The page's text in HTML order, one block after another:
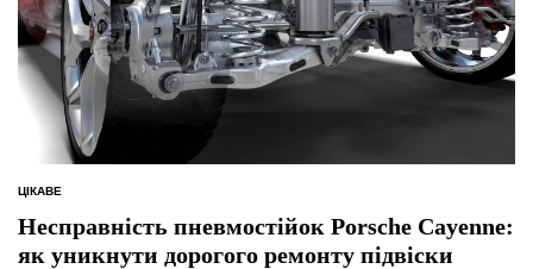
ОПУБЛІКУВАТИ
ЦІКАВЕ
Несправність пневмостійок Porsche Cayenne:
як уникнути дорогого ремонту підвіски